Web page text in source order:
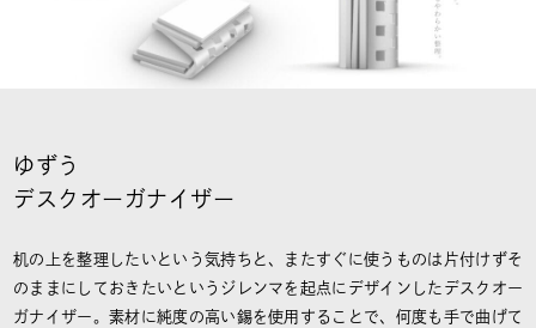
ゆずう
デスクオーガナイザー
机の上を整理したいという気持ちと、またすぐに使うものは片付けずそ
のままにしておきたいというジレンマを起点にデザインしたデスクオー
ガナイザー。素材に純度の高い錫を使用することで、何度も手で曲げて